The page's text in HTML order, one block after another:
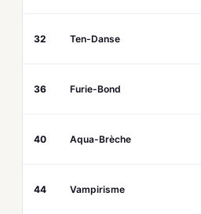
32 Ten-Danse
36 Furie-Bond
40 Aqua-Brèche
44 Vampirisme